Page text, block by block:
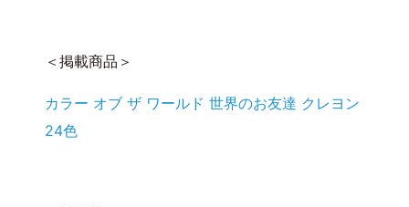
＜掲載商品＞
カラー オブ ザ ワールド 世界のお友達 クレヨン
24色